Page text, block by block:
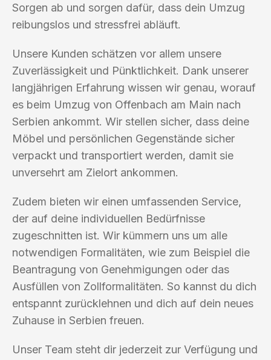
Sorgen ab und sorgen dafür, dass dein Umzug
reibungslos und stressfrei abläuft.
Unsere Kunden schätzen vor allem unsere
Zuverlässigkeit und Pünktlichkeit. Dank unserer
langjährigen Erfahrung wissen wir genau, worauf
es beim Umzug von Offenbach am Main nach
Serbien ankommt. Wir stellen sicher, dass deine
Möbel und persönlichen Gegenstände sicher
verpackt und transportiert werden, damit sie
unversehrt am Zielort ankommen.
Zudem bieten wir einen umfassenden Service,
der auf deine individuellen Bedürfnisse
zugeschnitten ist. Wir kümmern uns um alle
notwendigen Formalitäten, wie zum Beispiel die
Beantragung von Genehmigungen oder das
Ausfüllen von Zollformalitäten. So kannst du dich
entspannt zurücklehnen und dich auf dein neues
Zuhause in Serbien freuen.
Unser Team steht dir jederzeit zur Verfügung und